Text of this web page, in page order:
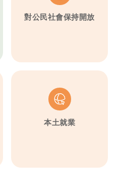
對公民社會保持開放
本土就業